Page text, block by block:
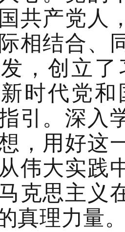
共产党人
相结合、
，创立
时代党
引。深入
，用好这
伟大实践
克思主义
真理力量